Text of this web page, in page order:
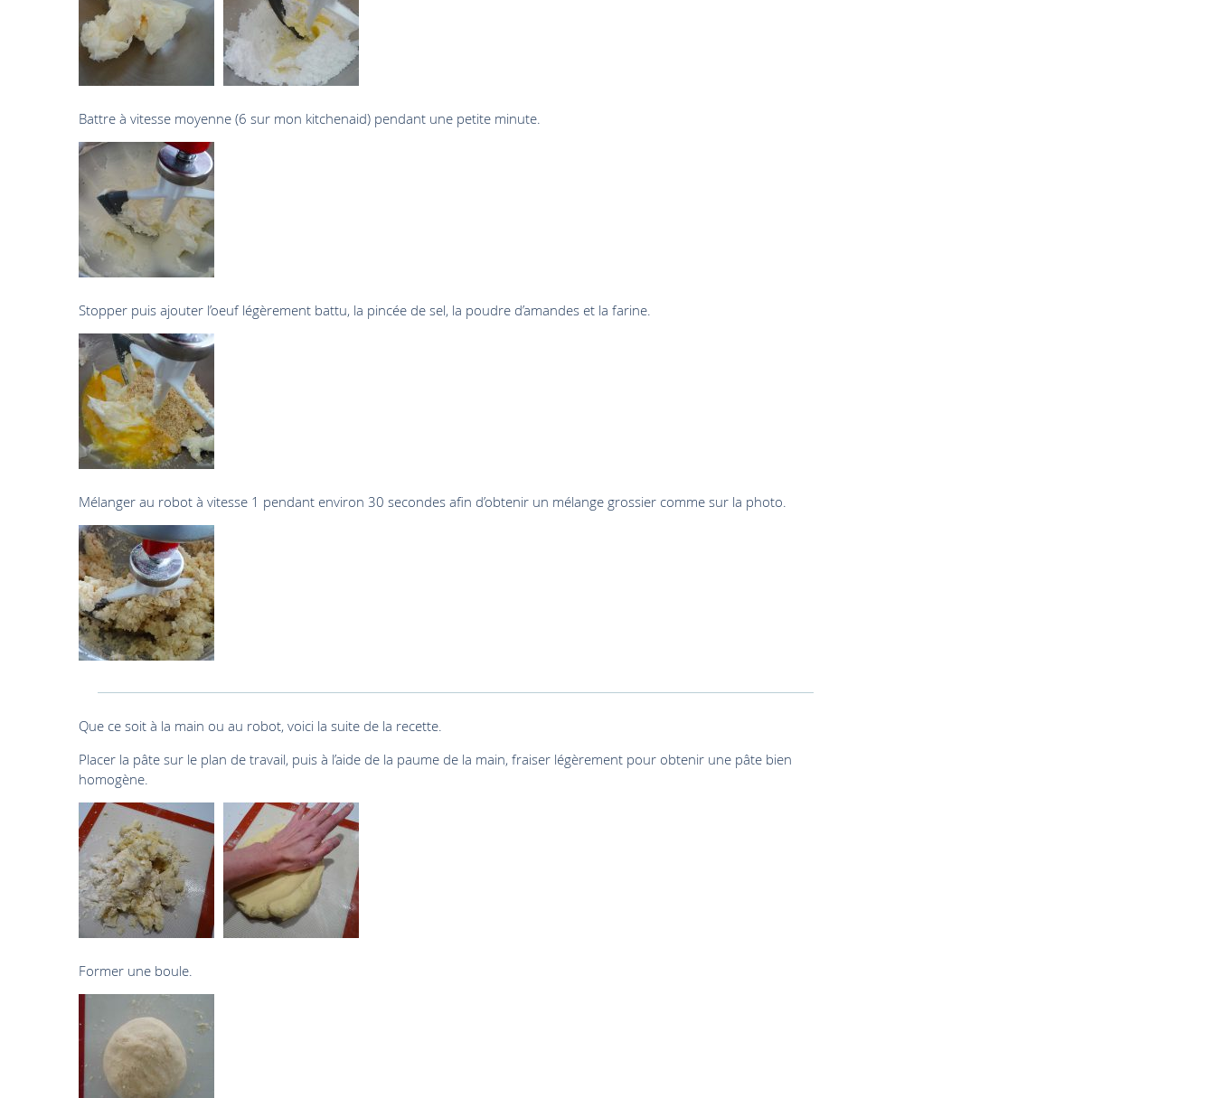
Battre à vitesse moyenne (6 sur mon kitchenaid) pendant une petite minute.
Stopper puis ajouter l’oeuf légèrement battu, la pincée de sel, la poudre d’amandes et la farine.
Mélanger au robot à vitesse 1 pendant environ 30 secondes afin d’obtenir un mélange grossier comme sur la photo.
Que ce soit à la main ou au robot, voici la suite de la recette.
Placer la pâte sur le plan de travail, puis à l’aide de la paume de la main, fraiser légèrement pour obtenir une pâte bien
homogène.
Former une boule.